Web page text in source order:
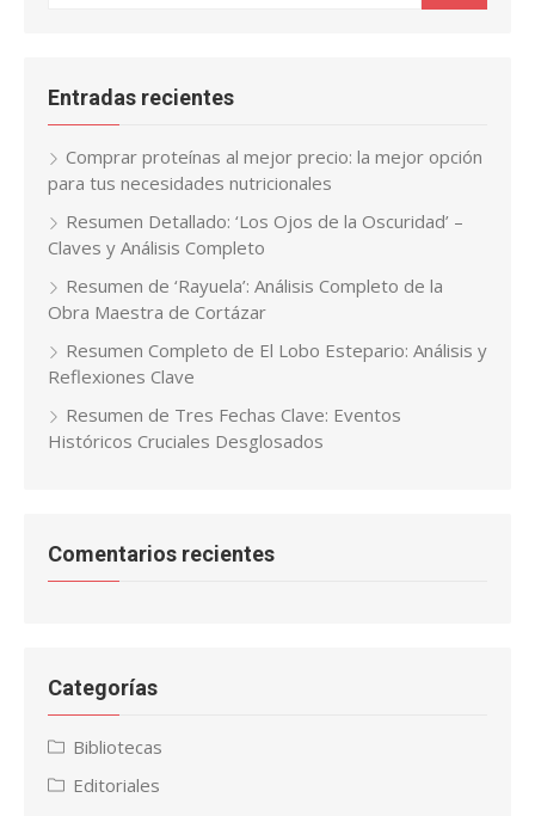
Entradas recientes
Comprar proteínas al mejor precio: la mejor opción
para tus necesidades nutricionales
Resumen Detallado: ‘Los Ojos de la Oscuridad’ –
Claves y Análisis Completo
Resumen de ‘Rayuela’: Análisis Completo de la
Obra Maestra de Cortázar
Resumen Completo de El Lobo Estepario: Análisis y
Reflexiones Clave
Resumen de Tres Fechas Clave: Eventos
Históricos Cruciales Desglosados
Comentarios recientes
Categorías
Bibliotecas
Editoriales